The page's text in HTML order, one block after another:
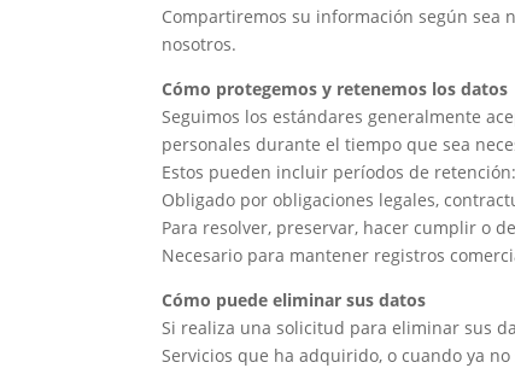
Compartiremos su información según sea
nosotros.
Cómo protegemos y retenemos los datos
Seguimos los estándares generalmente
personales durante el tiempo que sea
Estos pueden incluir períodos de retención:
Obligado por obligaciones legales,
Para resolver, preservar, hacer cumplir o
Necesario para mantener registros
Cómo puede eliminar sus datos
Si realiza una solicitud para eliminar sus
Servicios que ha adquirido, o cuando ya